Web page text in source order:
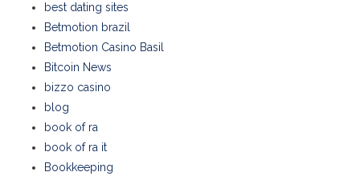
best dating sites
Betmotion brazil
Betmotion Casino Basil
Bitcoin News
bizzo casino
blog
book of ra
book of ra it
Bookkeeping